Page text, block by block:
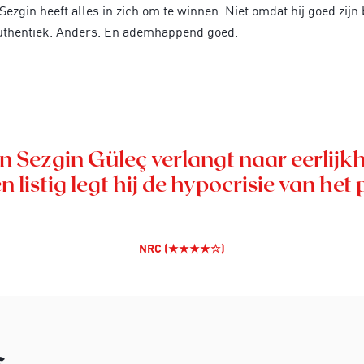
heeft alles in zich om te winnen. Niet omdat hij goed
Anders. En ademhappend goed.
Sezgin Güleç verlangt naar
listig legt hij de hypocrisie van het
NRC (★★★★☆)